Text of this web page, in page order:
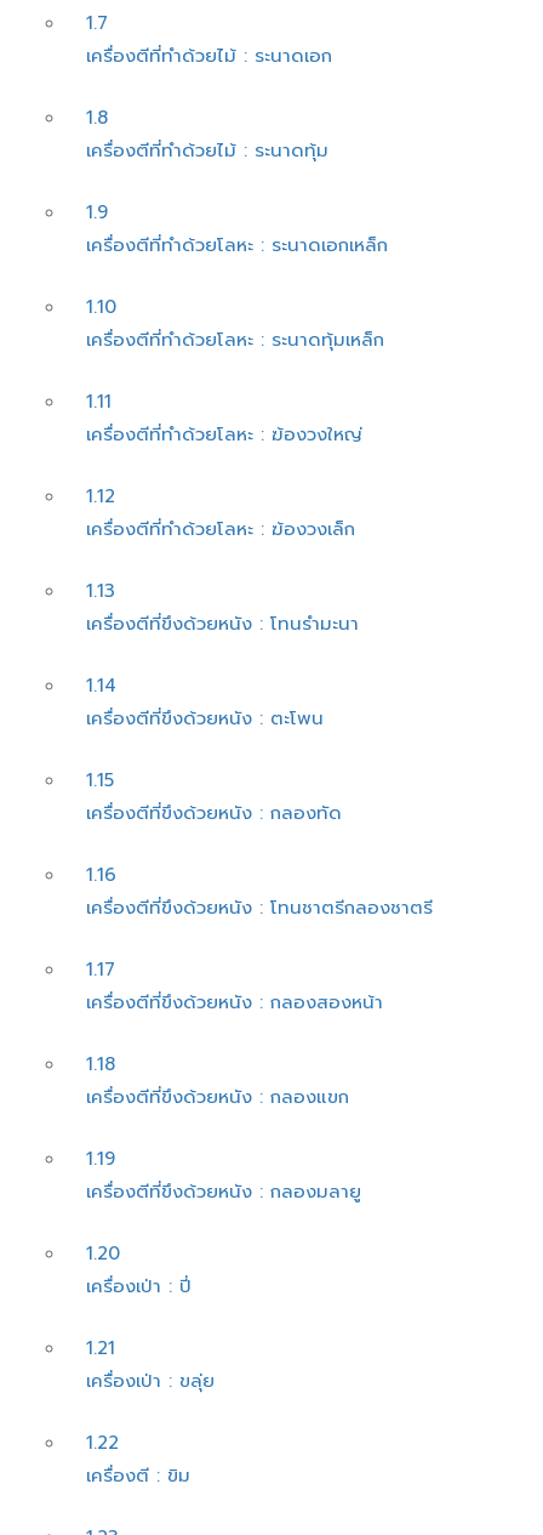
1.7
เครื่องตีที่ทําด้วยไม้ : ระนาดเอก
1.8
เครื่องตีที่ทําด้วยไม้ : ระนาดทุ้ม
1.9
เครื่องตีที่ทําด้วยโลหะ : ระนาดเอกเหล็ก
1.10
เครื่องตีที่ทําด้วยโลหะ : ระนาดทุ้มเหล็ก
1.11
เครื่องตีที่ทําด้วยโลหะ : ฆ้องวงใหญ่
1.12
เครื่องตีที่ทําด้วยโลหะ : ฆ้องวงเล็ก
1.13
เครื่องตีที่ขึงด้วยหนัง : โทนรํามะนา
1.14
เครื่องตีที่ขึงด้วยหนัง : ตะโพน
1.15
เครื่องตีที่ขึงด้วยหนัง : กลองทัด
1.16
เครื่องตีที่ขึงด้วยหนัง : โทนชาตรีกลองชาตรี
1.17
เครื่องตีที่ขึงด้วยหนัง : กลองสองหน้า
1.18
เครื่องตีที่ขึงด้วยหนัง : กลองแขก
1.19
เครื่องตีที่ขึงด้วยหนัง : กลองมลายู
1.20
เครื่องเป่า : ปี่
1.21
เครื่องเป่า : ขลุ่ย
1.22
เครื่องตี : ขิม